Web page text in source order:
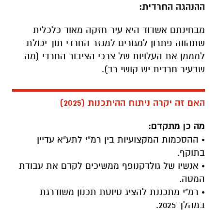
ההנהגה החרדית:
מבחינתם אשדוד היא עיר חזקה מאוד כלכלית
שתהווה פתרון למגורים למגזר החרדי תוך יכולת
למממן את העלויות של צרכי הציבור החרדי (מה
שבעיר חרדית יש קושי רב).
האם זה יקרה ניתוח ההיתכנות (2025)
מה כן מתקדם:
• ההסכמות המקצועיות בין רמ"י לתע"א עדיין
בתוקף.
• אנשיו של גולדקנופף ממשיכים לקדם את עבודת
המטה.
• רמ"י מתכננת להציג טיוטת תכנון משודרגת
במהלך 2025.